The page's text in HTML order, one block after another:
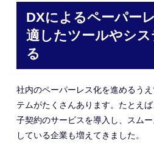
DXによるペーパー
適したツールやシ
る
社内のペーパーレス化を進めるう
テムがたくさんあります。たとえ
子契約のサービスを導入し、スム
している企業も増えてきました。